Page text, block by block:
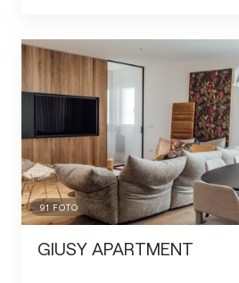
91 FOTO
GIUSY APARTMENT